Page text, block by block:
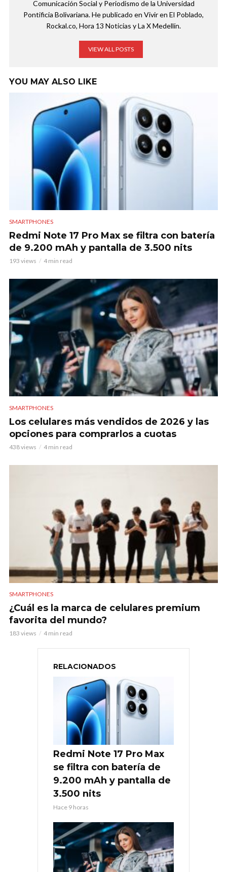
Comunicación Social y Periodismo de la Universidad
Pontificia Bolivariana. He publicado en Vivir en El Poblado,
Rockal.co, Hora 13 Noticias y La X Medellín.
VIEW ALL POSTS
YOU MAY ALSO LIKE
SMARTPHONES
Redmi Note 17 Pro Max se filtra con batería
de 9.200 mAh y pantalla de 3.500 nits
193 views 4 min read
SMARTPHONES
Los celulares más vendidos de 2026 y las
opciones para comprarlos a cuotas
438 views 4 min read
SMARTPHONES
¿Cuál es la marca de celulares premium
favorita del mundo?
183 views 4 min read
RELACIONADOS
Redmi Note 17 Pro Max
se filtra con batería de
9.200 mAh y pantalla de
3.500 nits
Hace 9 horas